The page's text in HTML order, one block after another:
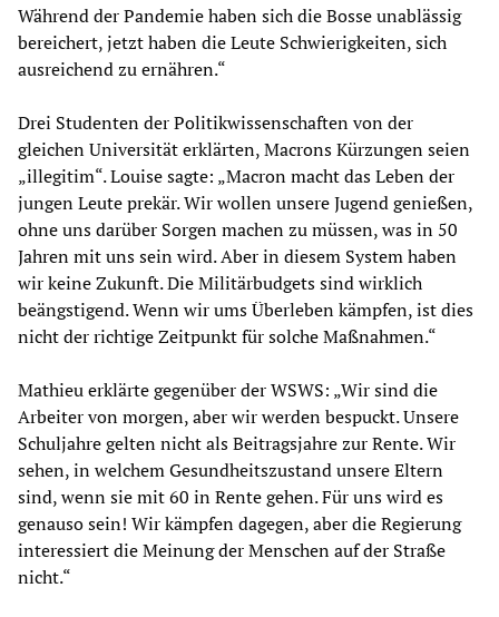
Während der Pandemie haben sich die Bosse unablässig
bereichert, jetzt haben die Leute Schwierigkeiten, sich
ausreichend zu ernähren.“
Drei Studenten der Politikwissenschaften von der
gleichen Universität erklärten, Macrons Kürzungen seien
„illegitim“. Louise sagte: „Macron macht das Leben der
jungen Leute prekär. Wir wollen unsere Jugend genießen,
ohne uns darüber Sorgen machen zu müssen, was in 50
Jahren mit uns sein wird. Aber in diesem System haben
wir keine Zukunft. Die Militärbudgets sind wirklich
beängstigend. Wenn wir ums Überleben kämpfen, ist dies
nicht der richtige Zeitpunkt für solche Maßnahmen.“
Mathieu erklärte gegenüber der WSWS: „Wir sind die
Arbeiter von morgen, aber wir werden bespuckt. Unsere
Schuljahre gelten nicht als Beitragsjahre zur Rente. Wir
sehen, in welchem Gesundheitszustand unsere Eltern
sind, wenn sie mit 60 in Rente gehen. Für uns wird es
genauso sein! Wir kämpfen dagegen, aber die Regierung
interessiert die Meinung der Menschen auf der Straße
nicht.“